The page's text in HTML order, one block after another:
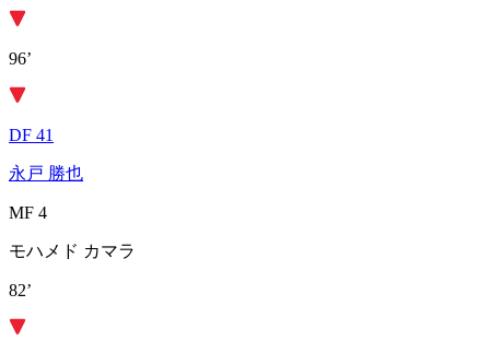
96’
DF 41
永戸 勝也
MF 4
モハメド カマラ
82’